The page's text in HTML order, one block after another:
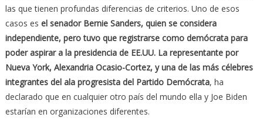
las que tienen profundas diferencias de criterios. Uno de esos
casos es el senador Bernie Sanders, quien se considera
independiente, pero tuvo que registrarse como demócrata para
poder aspirar a la presidencia de EE.UU. La representante por
Nueva York, Alexandria Ocasio-Cortez, y una de las más célebres
integrantes del ala progresista del Partido Demócrata, ha
declarado que en cualquier otro país del mundo ella y Joe Biden
estarían en organizaciones diferentes.